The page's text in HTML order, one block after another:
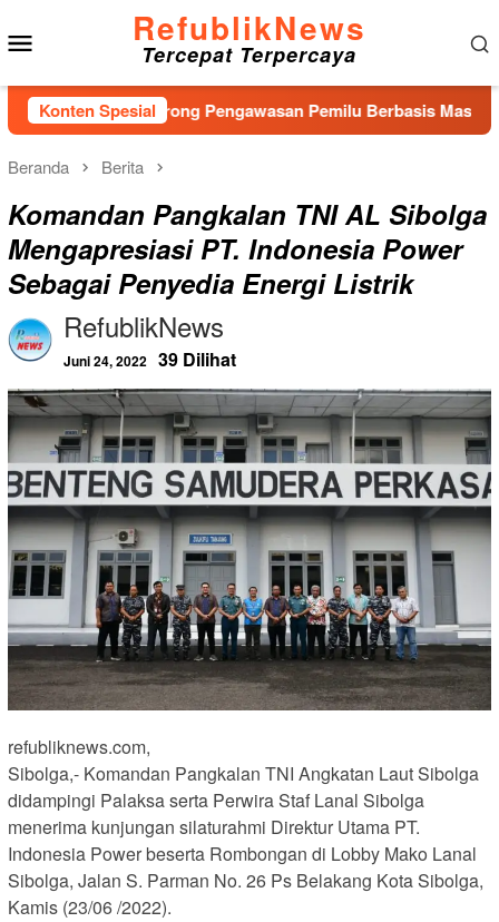
ke
konten
RefublikNews
Tercepat Terpercaya
Konten Spesial
Dorong Pengawasan Pemilu Berbasis Masyarakat
Beranda Berita
Komandan Pangkalan TNI AL Sibolga
Mengapresiasi PT. Indonesia Power
Sebagai Penyedia Energi Listrik
RefublikNews
Juni 24, 2022 39 Dilihat
refubliknews.com,
Sibolga,- Komandan Pangkalan TNI Angkatan Laut Sibolga
didampingi Palaksa serta Perwira Staf Lanal Sibolga
menerima kunjungan silaturahmi Direktur Utama PT.
Indonesia Power beserta Rombongan di Lobby Mako Lanal
Sibolga, Jalan S. Parman No. 26 Ps Belakang Kota Sibolga,
Kamis (23/06 /2022).